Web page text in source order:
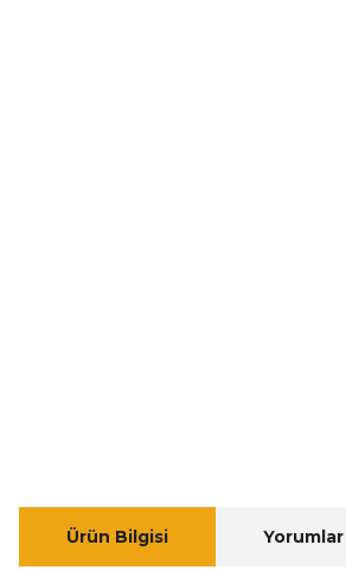
Ürün Bilgisi Yorumlar